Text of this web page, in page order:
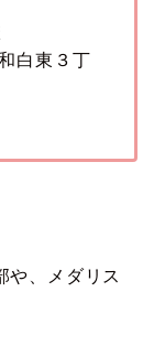
白東３丁
や、メダリス